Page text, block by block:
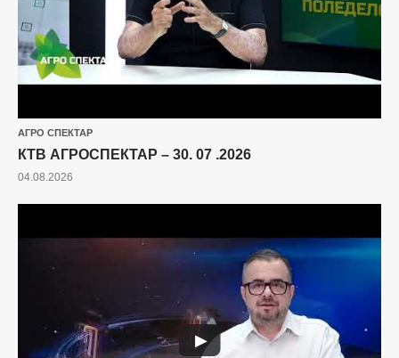
АГРО СПЕКТАР
КТВ АГРОСПЕКТАР – 30. 07 .2026
04.08.2026
▶